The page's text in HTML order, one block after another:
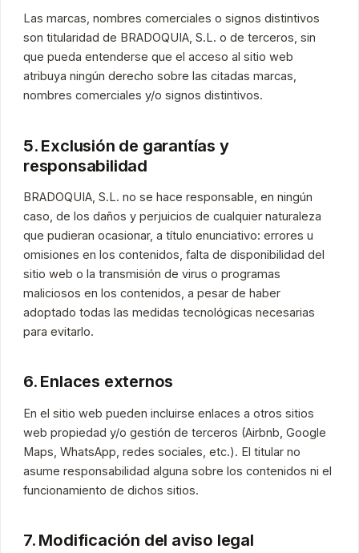
Las marcas, nombres comerciales o signos distintivos
son titularidad de BRADOQUIA, S.L. o de terceros, sin
que pueda entenderse que el acceso al sitio web
atribuya ningún derecho sobre las citadas marcas,
nombres comerciales y/o signos distintivos.
5. Exclusión de garantías y
responsabilidad
BRADOQUIA, S.L. no se hace responsable, en ningún
caso, de los daños y perjuicios de cualquier naturaleza
que pudieran ocasionar, a título enunciativo: errores u
omisiones en los contenidos, falta de disponibilidad del
sitio web o la transmisión de virus o programas
maliciosos en los contenidos, a pesar de haber
adoptado todas las medidas tecnológicas necesarias
para evitarlo.
6. Enlaces externos
En el sitio web pueden incluirse enlaces a otros sitios
web propiedad y/o gestión de terceros (Airbnb, Google
Maps, WhatsApp, redes sociales, etc.). El titular no
asume responsabilidad alguna sobre los contenidos ni el
funcionamiento de dichos sitios.
7. Modificación del aviso legal